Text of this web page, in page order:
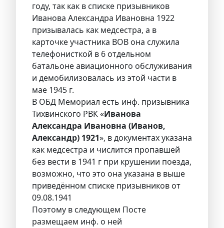
году, так как в списке призывников
Иванова Александра Ивановна 1922
призывалась как медсестра, а в
карточке участника ВОВ она служила
телефонисткой в 6 отдельном
батальоне авиационного обслуживания
и демобилизовалась из этой части в
мае 1945 г.
В ОБД Мемориал есть инф. призывника
Тихвинского РВК «Иванова
Александра Ивановна (Иванов,
Александр) 1921», в документах указана
как медсестра и числится пропавшей
без вести в 1941 г при крушении поезда,
возможно, что это она указана в выше
приведённом списке призывников от
09.08.1941
Поэтому в следующем Посте
размещаем инф. о ней